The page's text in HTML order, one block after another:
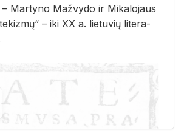
– Mar­ty­no Ma­žvy­do ir Mi­ka­lo­jaus
– iki XX a. lie­tu­vių li­te­ra­